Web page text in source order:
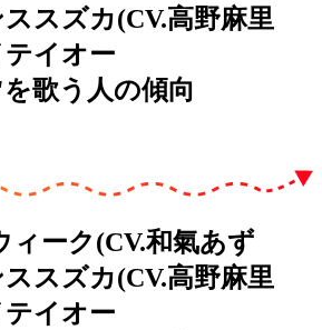
スズカ(CV.高野麻里
イオー
歌う人の傾向
ーク(CV.和氣あず
スズカ(CV.高野麻里
イオー